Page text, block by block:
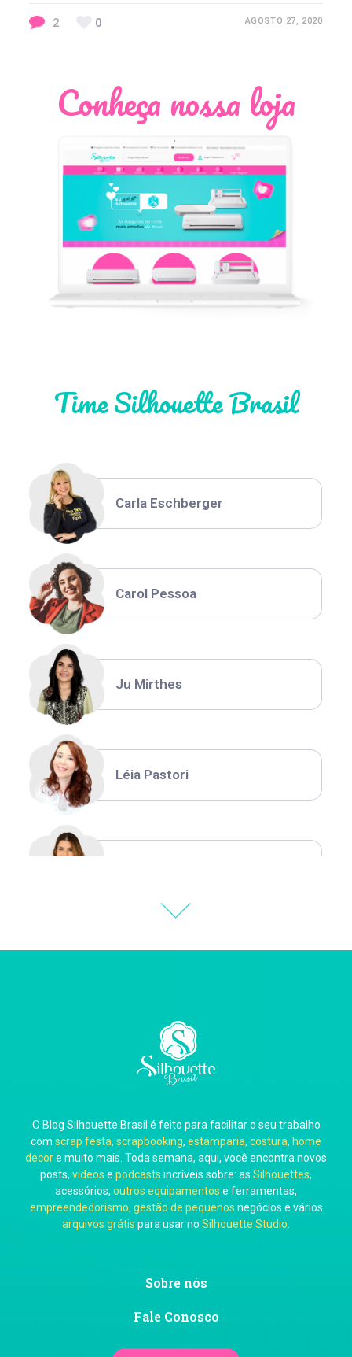
2 0 AGOSTO 27, 2020
Conheça nossa loja
Time Silhouette Brasil
Léia Pastori
Thiara Ney
Carla Eschberger
Carol Pessoa
Ju Mirthes
Léia Pastori
Carla Eschberger
Carol Pessoa
Ju Mirthes
O Blog Silhouette Brasil é feito para facilitar o seu trabalho
com scrap festa, scrapbooking, estamparia, costura, home
decore muito mais. Toda semana, aqui, você encontra novos
posts, vídeos e podcasts incríveis sobre: as Silhouettes,
acessórios, outros equipamentos e ferramentas,
empreendedorismo, gestão de pequenos negócios e vários
arquivos grátis para usar no Silhouette Studio
Sobre nós
Fale Conosco